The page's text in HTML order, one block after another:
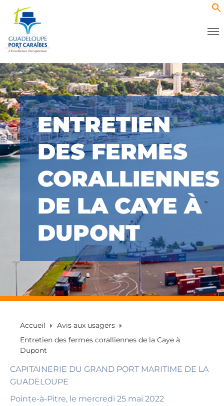
ENTRETIEN
DES FERMES
CORALLIENNES
DE LA CAYE À
DUPONT
Accueil
Avis aux usagers
Entretien des fermes coralliennes de la Caye à
Dupont
CAPITAINERIE DU GRAND PORT MARITIME DE LA
GUADELOUPE
Pointe-à-Pitre, le mercredi 25 mai 2022